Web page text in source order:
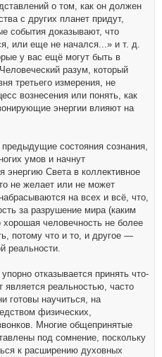
о том, как он должен
с других планет придут,
события доказывают, что
или еще не начался...» и т. д.
у вас ещё могут быть в
разум, который
третьего измерения, не
вознесения или понять, как
энергии влияют на
состояния сознания,
умов и начнут
энергию Света в коллективное
не желает или не может
на всех и всё, что,
за разрушение мира (каким
человечность не более
потому что и то, и другое —
реальности.
отказывается принять что-
является реальностью, часто
готовы научиться, на
физических,
Многие общепринятые
под сомнение, поскольку
к расширению духовных